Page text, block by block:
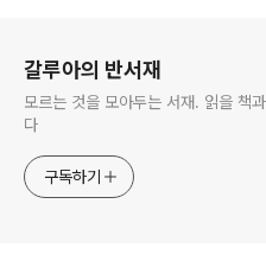
갈루아의 반서재
모르는 것을 모아두는 서재. 읽을 책
다
구독하기